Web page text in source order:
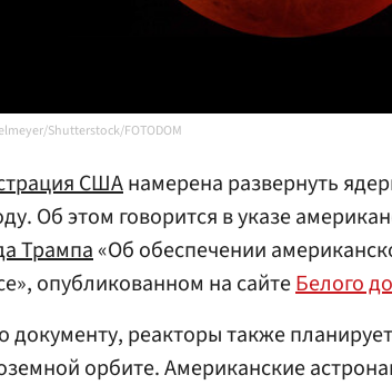
Shutterstock/FOTODOM
СШАнамерена развернуть
Об этом говорится в указе
Трампа«Об обеспечении
опубликованном на сайтеБелого
документу, реакторы также
орбите. Американские